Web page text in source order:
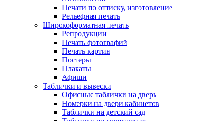
Печати по оттиску, изготовление
Рельефная печать
Широкоформатная печать
Репродукции
Печать фотографий
Печать картин
Постеры
Плакаты
Афиши
Таблички и вывески
Офисные таблички на дверь
Номерки на двери кабинетов
Таблички на детский сад